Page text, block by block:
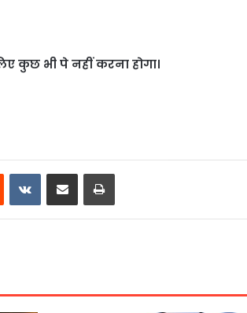
कुछ भी पे नहीं करना होगा।
Reddit VKontakte
Share via Email Print